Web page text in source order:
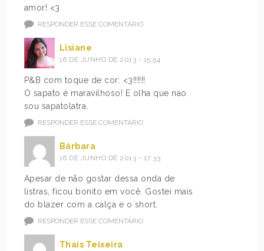
amor! <3
RESPONDER ESSE COMENTÁRIO
Lisiane
16 DE JUNHO DE 2013 - 15:54
P&B com toque de cor: <3!!!!!!
O sapato é maravilhoso! E olha que nao
sou sapatolatra.
RESPONDER ESSE COMENTÁRIO
Bárbara
16 DE JUNHO DE 2013 - 17:33
Apesar de não gostar dessa onda de
listras, ficou bonito em você. Gostei mais
do blazer com a calça e o short.
RESPONDER ESSE COMENTÁRIO
Thais Teixeira